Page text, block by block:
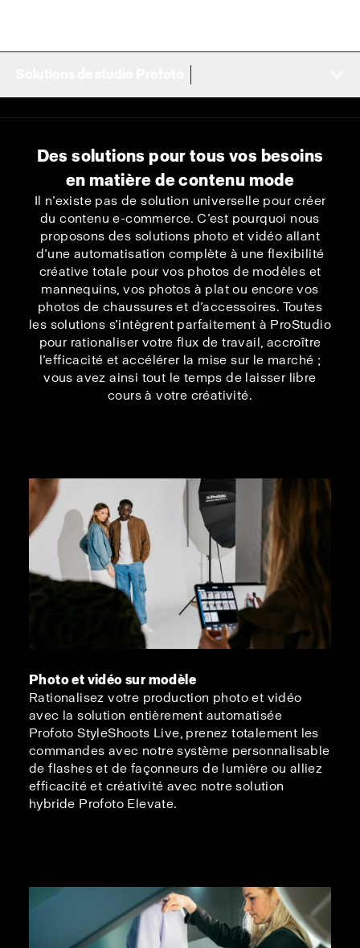
Des solutions pour tous vos besoins
en matière de contenu mode
Il n’existe pas de solution universelle pour créer
du contenu e-commerce. C’est pourquoi nous
proposons des solutions photo et vidéo allant
d’une automatisation complète à une flexibilité
créative totale pour vos photos de modèles et
mannequins, vos photos à plat ou encore vos
photos de chaussures et d’accessoires. Toutes
les solutions s’intègrent parfaitement à ProStudio
pour rationaliser votre flux de travail, accroître
l’efficacité et accélérer la mise sur le marché ;
vous avez ainsi tout le temps de laisser libre
cours à votre créativité.
Photo et vidéo sur modèle
Rationalisez votre production photo et vidéo
avec la solution entièrement automatisée
Profoto StyleShoots Live, prenez totalement les
commandes avec notre système personnalisable
de flashes et de façonneurs de lumière ou alliez
efficacité et créativité avec notre solution
hybride Profoto Elevate.